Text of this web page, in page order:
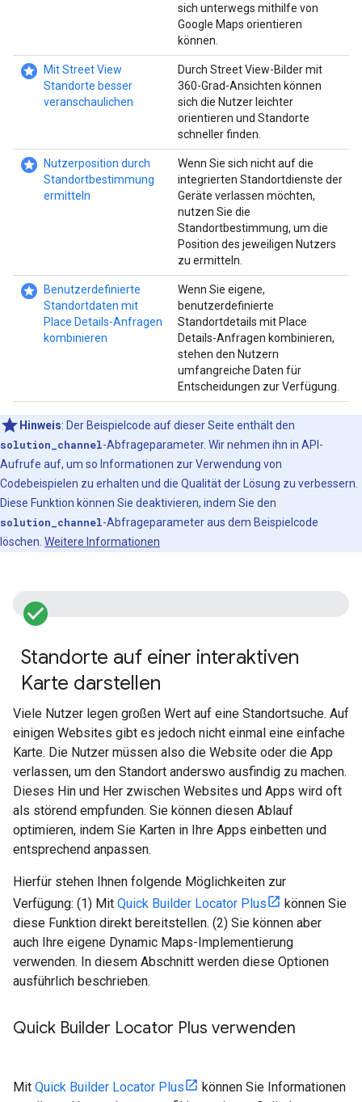
sich unterwegs mithilfe von
Google Maps orientieren
können.
stars
Mit Street View
Standorte besser
veranschaulichen
Durch Street View-Bilder mit
360-Grad-Ansichten können
sich die Nutzer leichter
orientieren und Standorte
schneller finden.
stars
Nutzerposition durch
Standortbestimmung
ermitteln
Wenn Sie sich nicht auf die
integrierten Standortdienste der
Geräte verlassen möchten,
nutzen Sie die
Standortbestimmung, um die
Position des jeweiligen Nutzers
zu ermitteln.
stars
Benutzerdefinierte
Standortdaten mit
Place Details-Anfragen
kombinieren
Wenn Sie eigene,
benutzerdefinierte
Standortdetails mit Place
Details-Anfragen kombinieren,
stehen den Nutzern
umfangreiche Daten für
Entscheidungen zur Verfügung.
Hinweis: Der Beispielcode auf dieser Seite enthält den
solution_channel-Abfrageparameter. Wir nehmen ihn in API-
Aufrufe auf, um so Informationen zur Verwendung von
Codebeispielen zu erhalten und die Qualität der Lösung zu verbessern.
Diese Funktion können Sie deaktivieren, indem Sie den
solution_channel-Abfrageparameter aus dem Beispielcode
löschen. Weitere Informationen
check_circle_filled
Standorte auf einer interaktiven
Karte darstellen
Viele Nutzer legen großen Wert auf eine Standortsuche. Auf
einigen Websites gibt es jedoch nicht einmal eine einfache
Karte. Die Nutzer müssen also die Website oder die App
verlassen, um den Standort anderswo ausfindig zu machen.
Dieses Hin und Her zwischen Websites und Apps wird oft
als störend empfunden. Sie können diesen Ablauf
optimieren, indem Sie Karten in Ihre Apps einbetten und
entsprechend anpassen.
Hierfür stehen Ihnen folgende Möglichkeiten zur
Verfügung: (1) Mit Quick Builder Locator Plus
können Sie
diese Funktion direkt bereitstellen. (2) Sie können aber
auch Ihre eigene Dynamic Maps-Implementierung
verwenden. In diesem Abschnitt werden diese Optionen
ausführlich beschrieben.
Quick Builder Locator Plus verwenden
Mit Quick Builder Locator Plus
können Sie Informationen